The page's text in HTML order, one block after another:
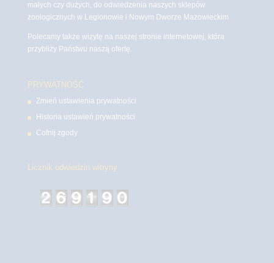
małych czy dużych, do odwiedzenia naszych sklepów
zoologicznych w Legionowie i Nowym Dworze Mazowieckim
Polecamy także wizytę na naszej stronie internetowej, która
przybliży Państwu naszą ofertę.
PRYWATNOŚĆ
Zmień ustawienia prywatności
Historia ustawień prywatności
Cofnij zgody
Licznik odwiedzin witryny